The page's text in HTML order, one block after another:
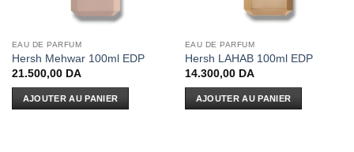
EAU DE PARFUM
Hersh Mehwar 100ml EDP
21.500,00 DA
AJOUTER AU PANIER
EAU DE PARFUM
Hersh LAHAB 100ml EDP
14.300,00 DA
AJOUTER AU PANIER